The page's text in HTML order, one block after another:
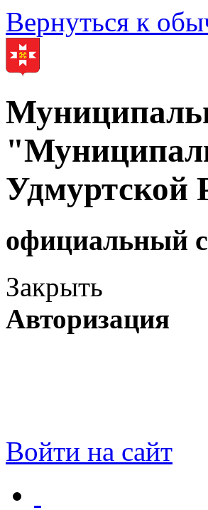
Вернуться к
Удмуртской
официальный
Закрыть
Авторизация
Войти на сайт